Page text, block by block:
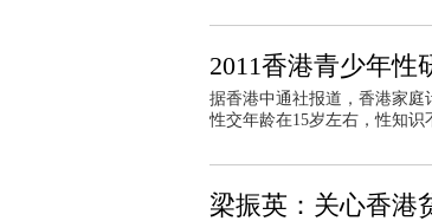
2011香港青少年性
据香港中通社报道，香港家庭
性交年龄在15岁左右，性知识
梁振英：关心香港